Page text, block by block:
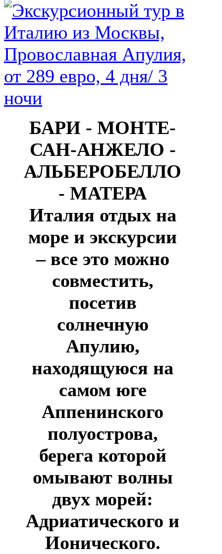
БАРИ - МОНТЕ-
САН-АНЖЕЛО -
АЛЬБЕРОБЕЛЛО
- МАТЕРА
Италия отдых на
море и экскурсии
– все это можно
совместить,
посетив
солнечную
Апулию,
находящуюся на
самом юге
Аппенинского
полуострова,
берега которой
омывают волны
двух морей:
Адриатического и
Ионического.